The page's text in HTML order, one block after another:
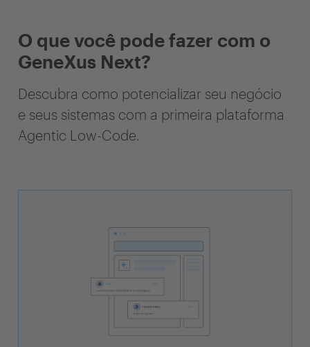
O que você pode fazer com o
GeneXus Next?
Descubra como potencializar seu negócio
e seus sistemas com a primeira plataforma
Agentic Low-Code.